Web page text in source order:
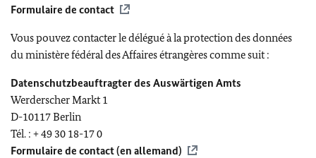
Formulaire de contact
Vous pouvez contacter le délégué à la protection des données
du ministère fédéral des Affaires étrangères comme suit :
Datenschutzbeauftragter des Auswärtigen Amts
Werderscher Markt1
D-10117 Berlin
Tél. : + 49 30 18-17 0
Formulaire de contact (en allemand)